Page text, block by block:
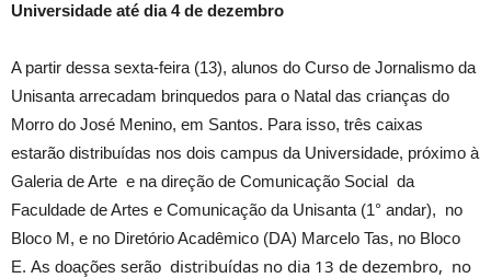
Universidade até dia 4 de dezembro
A partir dessa sexta-feira (13), alunos do Curso de Jornalismo da
Unisanta arrecadam brinquedos para o Natal das crianças do
Morro do José Menino, em Santos. Para isso, três caixas
estarão distribuídas nos dois campus da Universidade, próximo à
Galeria de Arte e na direção de Comunicação Social da
Faculdade de Artes e Comunicação da Unisanta (1° andar), no
Bloco M, e no Diretório Acadêmico (DA) Marcelo Tas, no Bloco
E. As doações serão distribuídas no dia 13 de dezembro, no